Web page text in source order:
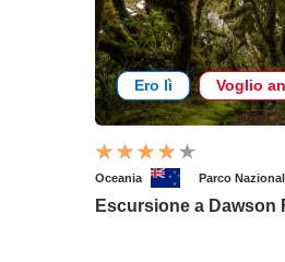
Ero lì Voglio
Oceania Parco
Escursione a Dawson